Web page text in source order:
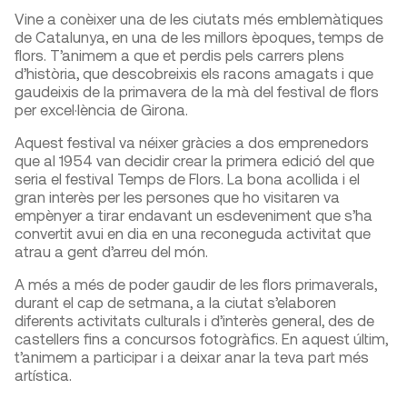
Vine a conèixer una de les ciutats més emblemàtiques
de Catalunya, en una de les millors èpoques, temps de
flors. T’animem a que et perdis pels carrers plens
d’història, que descobreixis els racons amagats i que
gaudeixis de la primavera de la mà del festival de flors
per excel·lència de Girona.
Aquest festival va néixer gràcies a dos emprenedors
que al 1954 van decidir crear la primera edició del que
seria el festival Temps de Flors. La bona acollida i el
gran interès per les persones que ho visitaren va
empènyer a tirar endavant un esdeveniment que s’ha
convertit avui en dia en una reconeguda activitat que
atrau a gent d’arreu del món.
A més a més de poder gaudir de les flors primaverals,
durant el cap de setmana, a la ciutat s’elaboren
diferents activitats culturals i d’interès general, des de
castellers fins a concursos fotogràfics. En aquest últim,
t’animem a participar i a deixar anar la teva part més
artística.